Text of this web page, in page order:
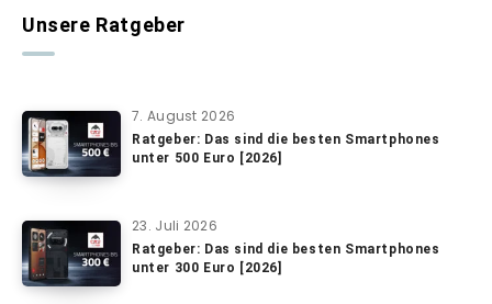
Unsere Ratgeber
7. August 2026
Ratgeber: Das sind die besten Smartphones
unter 500 Euro [2026]
23. Juli 2026
Ratgeber: Das sind die besten Smartphones
unter 300 Euro [2026]